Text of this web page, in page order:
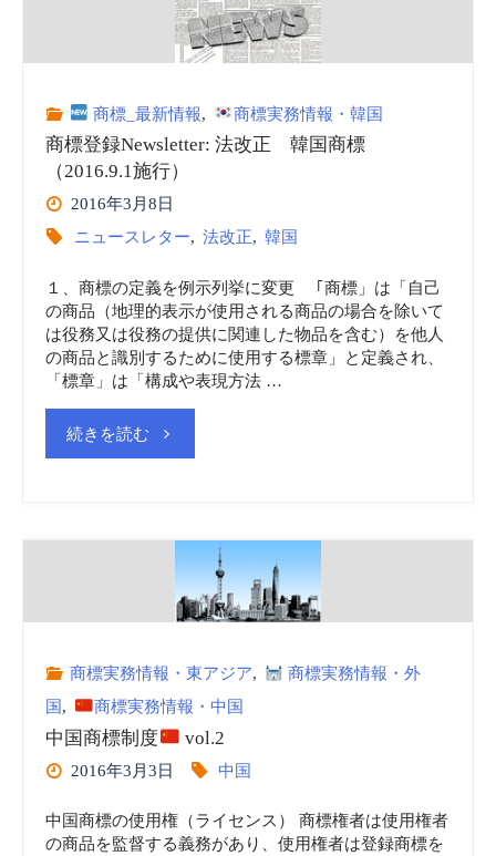
商標_最新情報, 商標実務情報・韓国
商標登録Newsletter: 法改正 韓国商標
（2016.9.1施行）
2016年3月8日
ニュースレター, 法改正, 韓国
１、商標の定義を例示列挙に変更 ｢商標」は「自己
の商品（地理的表示が使用される商品の場合を除いて
は役務又は役務の提供に関連した物品を含む）を他人
の商品と識別するために使用する標章」と定義され、
「標章」は「構成や表現方法 …
続きを読む"商
法
改
正
韓
商標実務情報・東アジア,
商標実務情報・外
国, 商標実務情報・中国
中国商標制度 vol.2
2016年3月3日 中国
中国商標の使用権（ライセンス） 商標権者は使用権者
の商品を監督する義務があり、使用権者は登録商標を